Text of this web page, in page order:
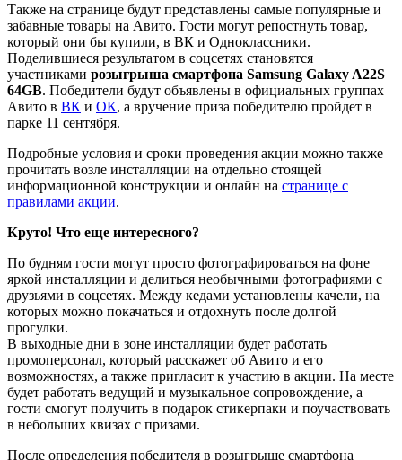
Также на странице будут представлены самые популярные и
забавные товары на Авито. Гости могут репостнуть товар,
который они бы купили, в ВК и Одноклассники.
Поделившиеся результатом в соцсетях становятся
участниками розыгрыша смартфона Samsung Galaxy A22S
64GB. Победители будут объявлены в официальных группах
Авито в ВК и ОК, а вручение приза победителю пройдет в
парке 11 сентября.
Подробные условия и сроки проведения акции можно также
прочитать возле инсталляции на отдельно стоящей
информационной конструкции и онлайн на странице с
правилами акции.
Круто! Что еще интересного?
По будням гости могут просто фотографироваться на фоне
яркой инсталляции и делиться необычными фотографиями с
друзьями в соцсетях. Между кедами установлены качели, на
которых можно покачаться и отдохнуть после долгой
прогулки.
В выходные дни в зоне инсталляции будет работать
промоперсонал, который расскажет об Авито и его
возможностях, а также пригласит к участию в акции. На месте
будет работать ведущий и музыкальное сопровождение, а
гости смогут получить в подарок стикерпаки и поучаствовать
в небольших квизах с призами.
После определения победителя в розыгрыше смартфона